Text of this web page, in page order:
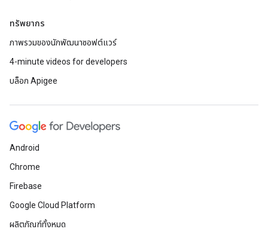
ทรัพยากร
ภาพรวมของนักพัฒนาซอฟต์แวร์
4-minute videos for developers
บล็อก Apigee
Android
Chrome
Firebase
Google Cloud Platform
ผลิตภัณฑ์ทั้งหมด